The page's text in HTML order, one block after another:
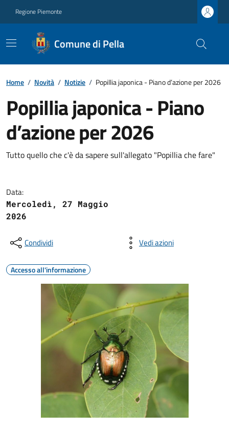
Regione Piemonte
Comune di Pella
Home / Novità / Notizie / Popillia japonica - Piano d’azione per 2026
Popillia japonica - Piano
d’azione per 2026
Tutto quello che c'è da sapere sull'allegato "Popillia che fare"
Data:
Mercoledì, 27 Maggio
2026
Condividi Vedi azioni
Accesso all'informazione